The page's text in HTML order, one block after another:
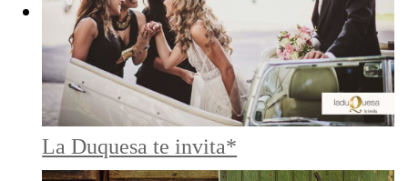
La Duquesa te invita*